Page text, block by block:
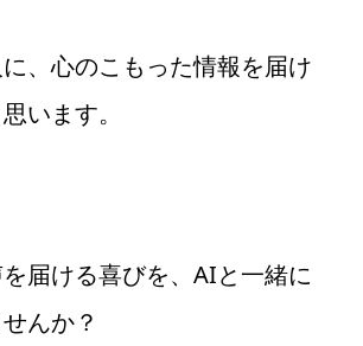
、心のこもった情報を届け
います。
届ける喜びを、AIと一緒に
んか？